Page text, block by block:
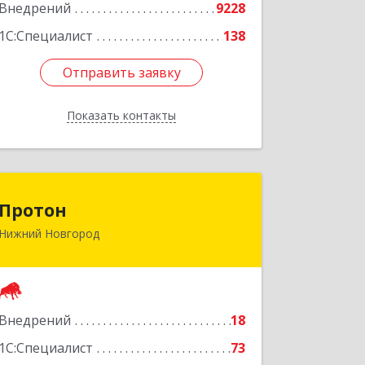
Внедрений
9228
1С:Специалист
138
Отправить заявку
Показать контакты
Отправить заявку
Назад
Протон
Нижний Новгород
Внедрений
18
1С:Специалист
73
603163, Нижегородская обл, Нижний
Подробнее